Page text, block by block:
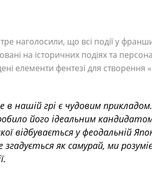
наголосили, що всі події у
на історичних подіях та
елементи фентезі для створення
в нашій грі є чудовим
його ідеальним кандидатом
відбувається у феодальній
згадується як самурай, ми